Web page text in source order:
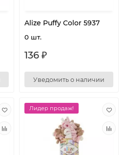
Alize Puffy Color 5937
0 шт.
136 ₽
Уведомить о наличии
Лидер продаж!